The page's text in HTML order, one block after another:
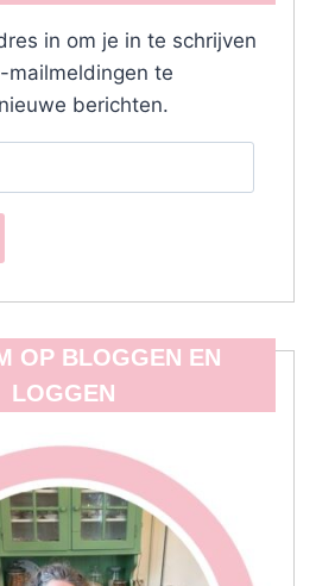
in om je in te schrijven
mailmeldingen te
berichten.
OP BLOGGEN EN
LOGGEN